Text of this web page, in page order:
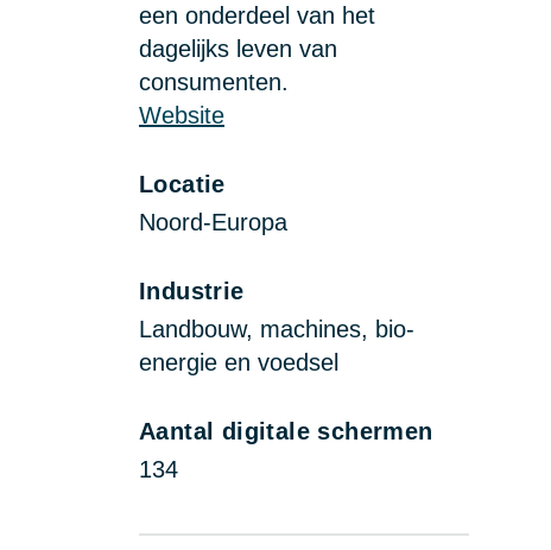
een onderdeel van het
dagelijks leven van
consumenten.
Website
Locatie
Noord-Europa
Industrie
Landbouw, machines, bio-
energie en voedsel
Aantal digitale schermen
134